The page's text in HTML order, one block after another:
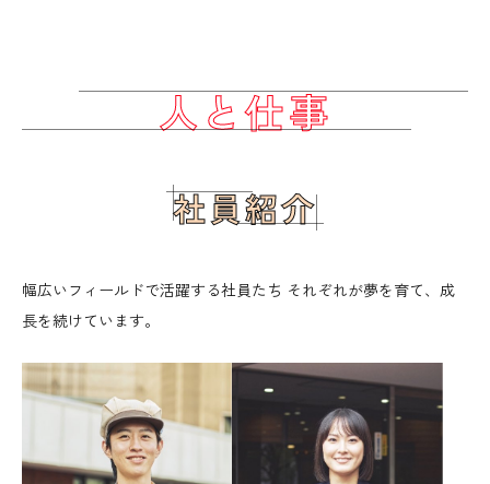
人と仕事
社員紹介
幅広いフィールドで活躍する社員たち それぞれが夢を育て、成
長を続けています。